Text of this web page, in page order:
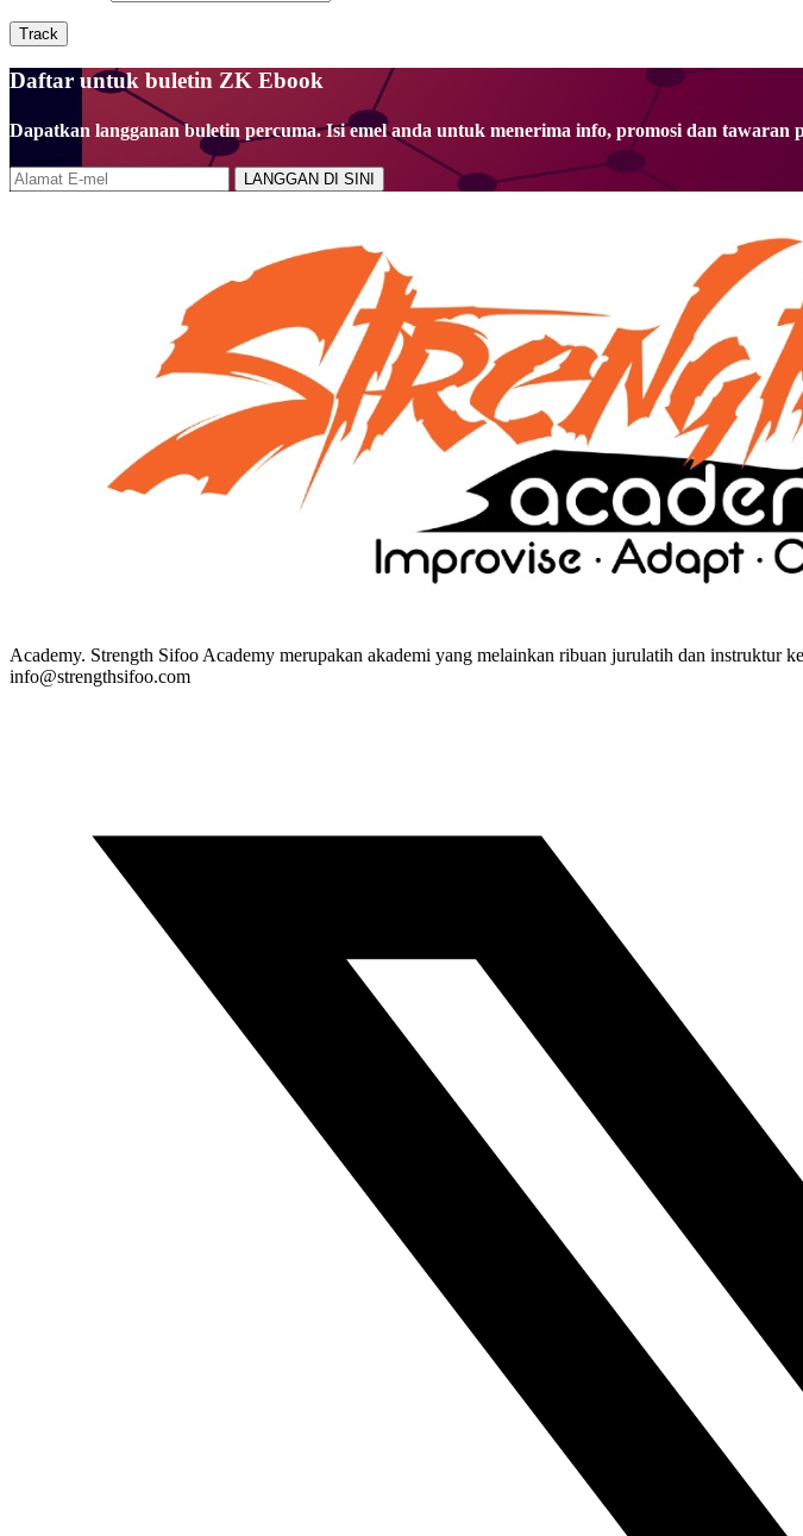
Track
Daftar untuk buletin ZK Ebook
Dapatkan langganan buletin percuma. Isi emel anda untuk menerima info, promosi dan tawaran
Academy. Strength Sifoo Academy merupakan akademi yang melainkan ribuan jurulatih dan instruktur
info@strengthsifoo.com